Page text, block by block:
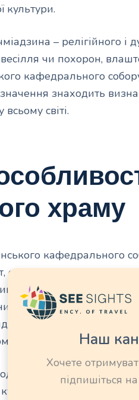
культури.
– релігійного і
чи похорон,
кафедрального
знаходить
світі.
храму
кафедрального
є дивовижним
з найстаріших
скарб для Вірменії та
храму – його
“креста”.
бокових крила,
Кожне крило має
Наш
Хочете
підпишіться